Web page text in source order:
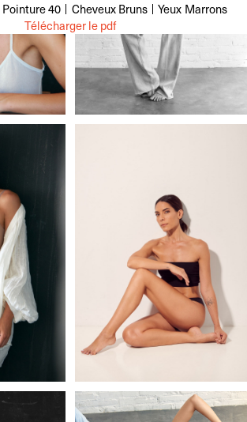
Pointure40 Cheveux Bruns Yeux Marrons
Télécharger le pdf